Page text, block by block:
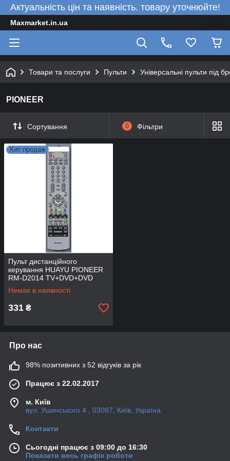
Актуальність цін та наявність. товару уточнюйте!
Maxmarket.in.ua
Товари та послуги Пульти Універсальні пульти під
PIONEER
Сортування 0 Фільтри
Хит продаж
Пульт дистанційного
керування HUAYU PIONEER
RM-D2014 TV+DVD+DVD
REC (корп AXD-1552)
[УНІВЕРСАЛЬНИЙ]
Немає в наявності
331 ₴
Про нас
98% позитивних з 52 відгуків за рік
Працює з 22.02.2017
м. Київ
вул. Ушинського 4 , 03087, Київ, Україна
Контакти
Сьогодні працює з 09:00 до 16:30
Показати весь графік роботи